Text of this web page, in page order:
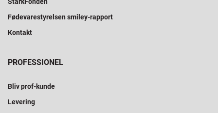
StarkFonden
Fødevarestyrelsen smiley-rapport
Kontakt
PROFESSIONEL
Bliv prof-kunde
Levering